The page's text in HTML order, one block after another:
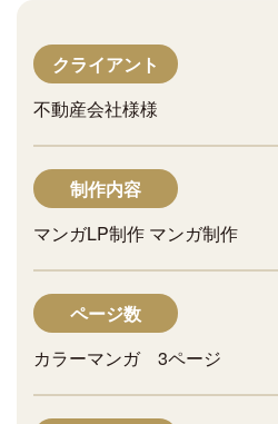
クライアント
不動産会社様様
制作内容
マンガLP制作 マンガ制作
ページ数
カラーマンガ 3ページ